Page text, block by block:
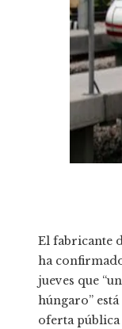
El fabricante
ha
jueves que
húngaro”
oferta